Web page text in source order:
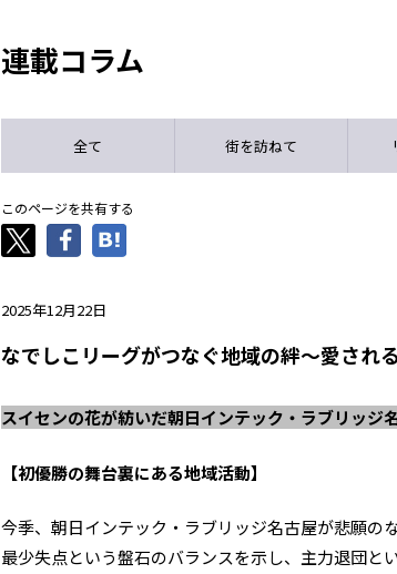
連載コラム
全て 街を訪ねて
このページを共有する
2025年12月22日
なでしこリーグがつなぐ地域の絆～愛され
スイセンの花が紡いだ朝日インテック・ラブリッジ
【初優勝の舞台裏にある地域活動】
今季、朝日インテック・ラブリッジ名古屋が悲願の
最少失点という盤石のバランスを示し、主力退団と